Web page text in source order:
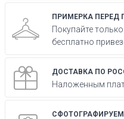
ПРИМЕРКА ПЕРЕД
Покупайте
бесплатно
ДОСТАВКА ПО
Наложенным